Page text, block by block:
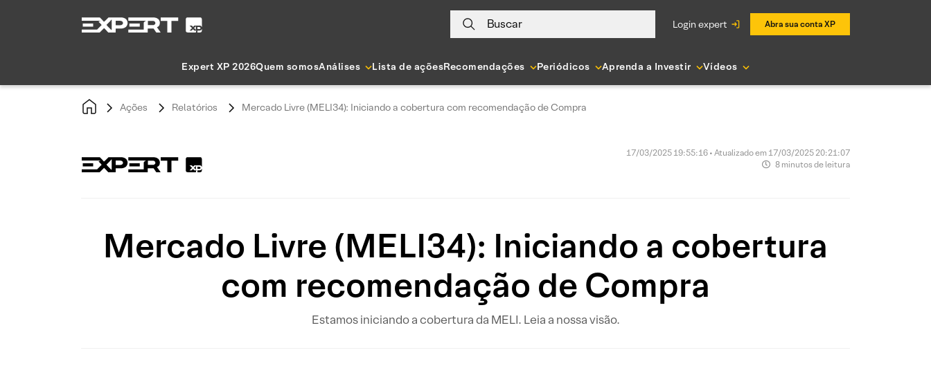
Buscar login expert Abra sua conta XP
Expert XP 2026Quem somosAnálises Lista de açõesRecomendações Periódicos Aprenda a Investir Vídeos
Ações Relatórios Mercado Livre (MELI34): Iniciando a cobertura com recomendação de Compra
17/03/2025 19:55:16 • Atualizado em 17/03/2025 20:21:07
8 minutos de leitura
Mercado Livre (MELI34): Iniciando a cobertura
com recomendação de Compra
Estamos iniciando a cobertura da MELI. Leia a nossa visão.